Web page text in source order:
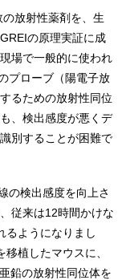
放射性薬剤を、生
の原理実証に成
場で一般的に使われ
プローブ（陽電子放
るための放射性同位
、検出感度が悪くデ
別することが困難で
の検出感度を向上さ
従来は12時間かけな
るようになりまし
植したマウスに、
鉛の放射性同位体を